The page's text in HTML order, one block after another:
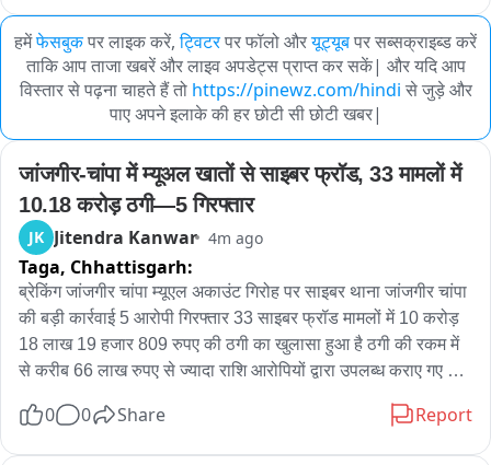
हमेंफेसबुकपर लाइक करें, ट्विटरपर फॉलो औरयूट्यूबपर सब्सक्राइब्ड करें
ताकि आप ताजा खबरें और लाइव अपडेट्स प्राप्त कर सकें| और यदि आप
विस्तार से पढ़ना चाहते हैं तो https://pinewz.com/hindi से जुड़े और
पाए अपने इलाके की हर छोटी सी छोटी खबर|
जांजगीर-चांपा में म्यूअल खातों से साइबर फ्रॉड, 33 मामलों में
10.18 करोड़ ठगी—5 गिरफ्तार
JK Jitendra Kanwar 4m ago
Taga, Chhattisgarh:
ब्रेकिंग जांजगीर चांपा म्यूएल अकाउंट गिरोह पर साइबर थाना जांजगीर चांपा
की बड़ी कार्रवाई 5 आरोपी गिरफ्तार 33 साइबर फ्रॉड मामलों में 10 करोड़
18 लाख 19 हजार 809 रुपए की ठगी का खुलासा हुआ है ठगी की रकम में
से करीब 66 लाख रुपए से ज्यादा राशि आरोपियों द्वारा उपलब्ध कराए गए
लालच में अपने बैंक खाते और सिम कार्ड साइबर ठगों को उपलब्ध कराए थे
जिनका इस्तेमाल साइबर ठगी की रकम के लेन-देन में किया जा रहा था जांच
0 0 Share Report